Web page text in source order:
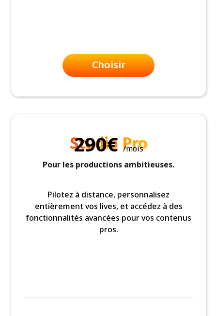
Choisir
Studio Pro
Pour les productions ambitieuses.
Pilotez à distance, personnalisez
entièrement vos lives, et accédez à des
fonctionnalités avancées pour vos contenus
pros.
290€ /mois